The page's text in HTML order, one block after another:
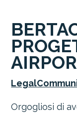
Orgogliosi di